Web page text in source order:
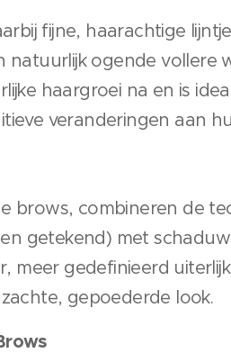
fijne, haarachtige
ogende vollere
haargroei na en is
veranderingen aan
brows, combineren de
getekend) met
meer gedefinieerd
gepoederde look.